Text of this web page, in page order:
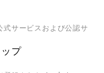
式サービスおよび公認サ
プ